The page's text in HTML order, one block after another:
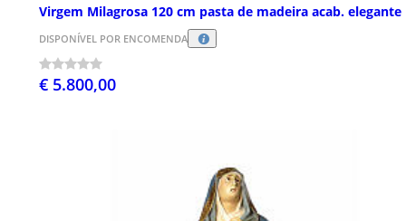
Virgem Milagrosa 120 cm pasta de madeira acab. elegante
DISPONÍVEL POR ENCOMENDA
€ 5.800,00